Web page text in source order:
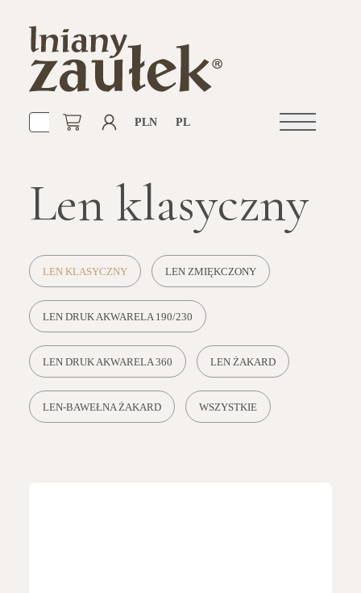
Otwórz
PLN PL
Len klasyczny
LEN KLASYCZNY LEN ZMIĘKCZONY
LEN DRUK AKWARELA 190/230
LEN DRUK AKWARELA 360 LEN ŻAKARD
LEN-BAWEŁNA ŻAKARD WSZYSTKIE